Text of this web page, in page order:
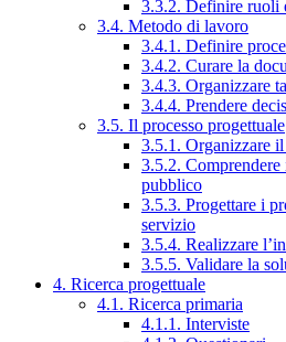
3.3.2. Definire ruoli
3.4. Metodo di lavoro
3.4.1. Definire
3.4.2. Curare la
3.4.3. Organizzare
3.4.4. Prendere
3.5. Il processo progettuale
3.5.1. Organizzare
3.5.2. Comprendere
pubblico
3.5.3. Progettare i
servizio
3.5.4. Realizzare
3.5.5. Validare la
4. Ricerca progettuale
4.1. Ricerca primaria
4.1.1. Interviste